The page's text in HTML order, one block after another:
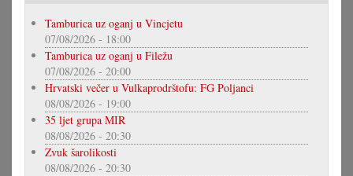
Tamburica uz oganj u Vincjetu
07/08/2026 - 18:00
Tamburica uz oganj u Filežu
07/08/2026 - 20:00
Hrvatski večer u Vulkaprodrštofu: FG Poljanci
08/08/2026 - 19:00
35 ljet grupa MIR
08/08/2026 - 20:30
Zvuk šarolikosti
08/08/2026 - 20:30